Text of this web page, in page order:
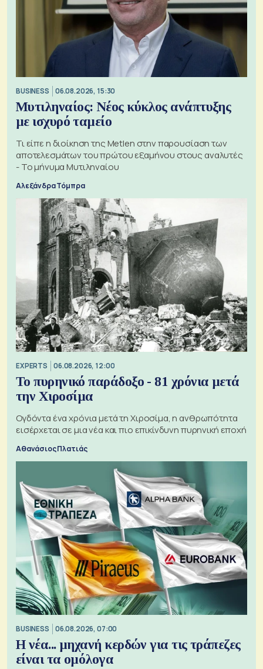
BUSINESS 06.08.2026, 15:30
Μυτιληναίος: Νέος κύκλος ανάπτυξης
με ισχυρό ταμείο
Τι είπε η διοίκηση της Metlen στην παρουσίαση των
αποτελεσμάτων του πρώτου εξαμήνου στους αναλυτές
- Το μήνυμα Μυτιληναίου
Αλεξάνδρα Τόμπρα
EXPERTS 06.08.2026, 12:00
Το πυρηνικό παράδοξο - 81 χρόνια μετά
την Χιροσίμα
Ογδόντα ένα χρόνια μετά τη Χιροσίμα, η ανθρωπότητα
εισέρχεται σε μια νέα και πιο επικίνδυνη πυρηνική εποχή
Αθανάσιος Πλατιάς
BUSINESS 06.08.2026, 07:00
Η νέα... μηχανή κερδών για τις τράπεζες
είναι τα ομόλογα